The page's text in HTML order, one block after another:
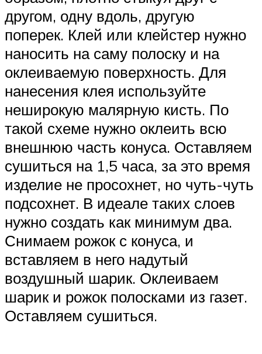
другом, одну вдоль, другую
поперек. Клей или клейстер нужно
наносить на саму полоску и на
оклеиваемую поверхность. Для
нанесения клея используйте
неширокую малярную кисть. По
такой схеме нужно оклеить всю
внешнюю часть конуса. Оставляем
сушиться на 1,5 часа, за это время
изделие не просохнет, но чуть-чуть
подсохнет. В идеале таких слоев
нужно создать как минимум два.
Снимаем рожок с конуса, и
вставляем в него надутый
воздушный шарик. Оклеиваем
шарик и рожок полосками из газет.
Оставляем сушиться.